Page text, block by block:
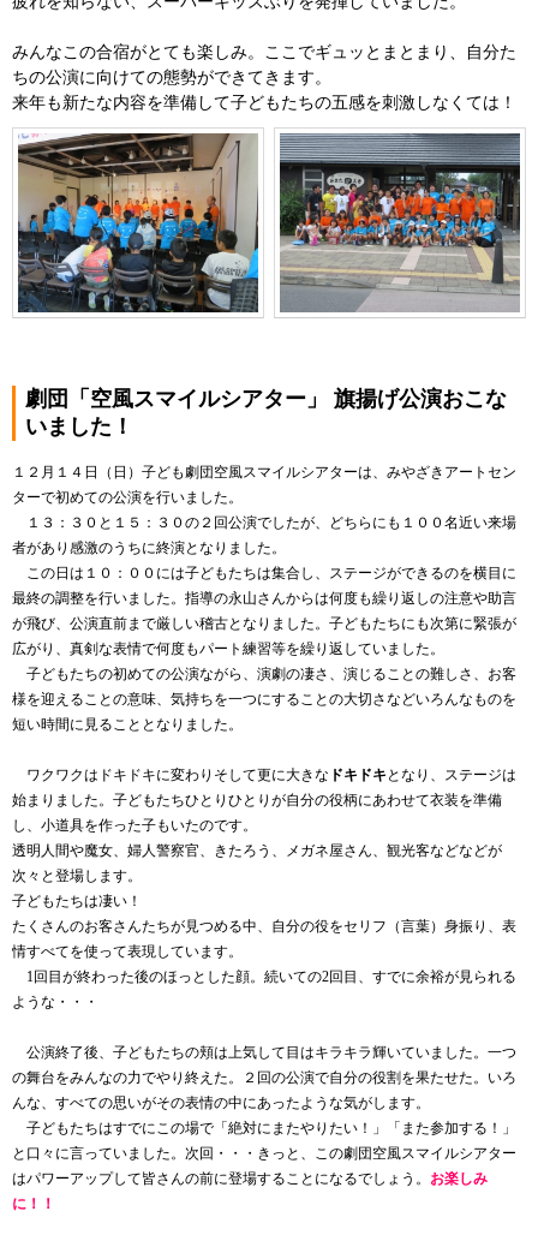
みんなこの合宿がとても楽しみ。ここでギュッとまとまり、自分た
ちの公演に向けての態勢ができてきます。
来年も新たな内容を準備して子どもたちの五感を刺激しなくては！
劇団「空風スマイルシアター」 旗揚げ公演おこな
いました！
１２月１４日（日）子ども劇団空風スマイルシアターは、みやざきアートセン
ターで初めての公演を行いました。
１３：３０と１５：３０の２回公演でしたが、どちらにも１００名近い来場
者があり感激のうちに終演となりました。
この日は１０：００には子どもたちは集合し、ステージができるのを横目に
最終の調整を行いました。指導の永山さんからは何度も繰り返しの注意や助言
が飛び、公演直前まで厳しい稽古となりました。子どもたちにも次第に緊張が
広がり、真剣な表情で何度もパート練習等を繰り返していました。
子どもたちの初めての公演ながら、演劇の凄さ、演じることの難しさ、お客
様を迎えることの意味、気持ちを一つにすることの大切さなどいろんなものを
短い時間に見ることとなりました。
ワクワクはドキドキに変わりそして更に大きな ドキドキ となり、ステージは
始まりました。子どもたちひとりひとりが自分の役柄にあわせて衣装を準備
し、小道具を作った子もいたのです。
透明人間や魔女、婦人警察官、きたろう、メガネ屋さん、観光客などなどが
次々と登場します。
子どもたちは凄い！
たくさんのお客さんたちが見つめる中、自分の役をセリフ（言葉）身振り、表
情すべてを使って表現しています。
1回目が終わった後のほっとした顔。続いての2回目、すでに余裕が見られる
ような・・・
公演終了後、子どもたちの頬は上気して目はキラキラ輝いていました。一つ
の舞台をみんなの力でやり終えた。２回の公演で自分の役割を果たせた。いろ
んな、すべての思いがその表情の中にあったような気がします。
子どもたちはすでにこの場で「絶対にまたやりたい！」「また参加する！」
と口々に言っていました。次回・・・きっと、この劇団空風スマイルシアター
はパワーアップして皆さんの前に登場することになるでしょう。 お楽しみ
に！！